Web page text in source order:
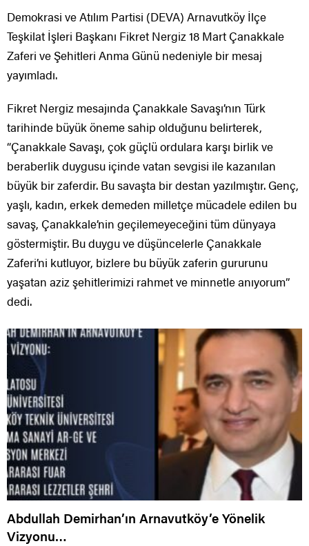
Demokrasi ve Atılım Partisi (DEVA) Arnavutköy İlçe
Teşkilat İşleri Başkanı Fikret Nergiz 18 Mart Çanakkale
Zaferi ve Şehitleri Anma Günü nedeniyle bir mesaj
yayımladı.
Fikret Nergiz mesajında Çanakkale Savaşı’nın Türk
tarihinde büyük öneme sahip olduğunu belirterek,
“Çanakkale Savaşı, çok güçlü ordulara karşı birlik ve
beraberlik duygusu içinde vatan sevgisi ile kazanılan
büyük bir zaferdir. Bu savaşta bir destan yazılmıştır. Genç,
yaşlı, kadın, erkek demeden milletçe mücadele edilen bu
savaş, Çanakkale’nin geçilemeyeceğini tüm dünyaya
göstermiştir. Bu duygu ve düşüncelerle Çanakkale
Zaferi’ni kutluyor, bizlere bu büyük zaferin gururunu
yaşatan aziz şehitlerimizi rahmet ve minnetle anıyorum”
dedi.
Abdullah Demirhan’ın Arnavutköy’e Yönelik
Vizyonu…